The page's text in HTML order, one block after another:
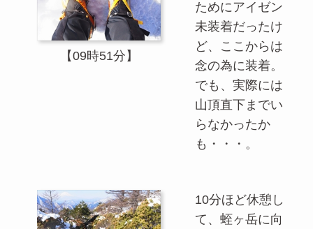
【09時51分】
ためにアイゼン
未装着だったけ
ど、ここからは
念の為に装着。
でも、実際には
山頂直下までい
らなかったか
も・・・。
10分ほど休憩し
て、蛭ヶ岳に向